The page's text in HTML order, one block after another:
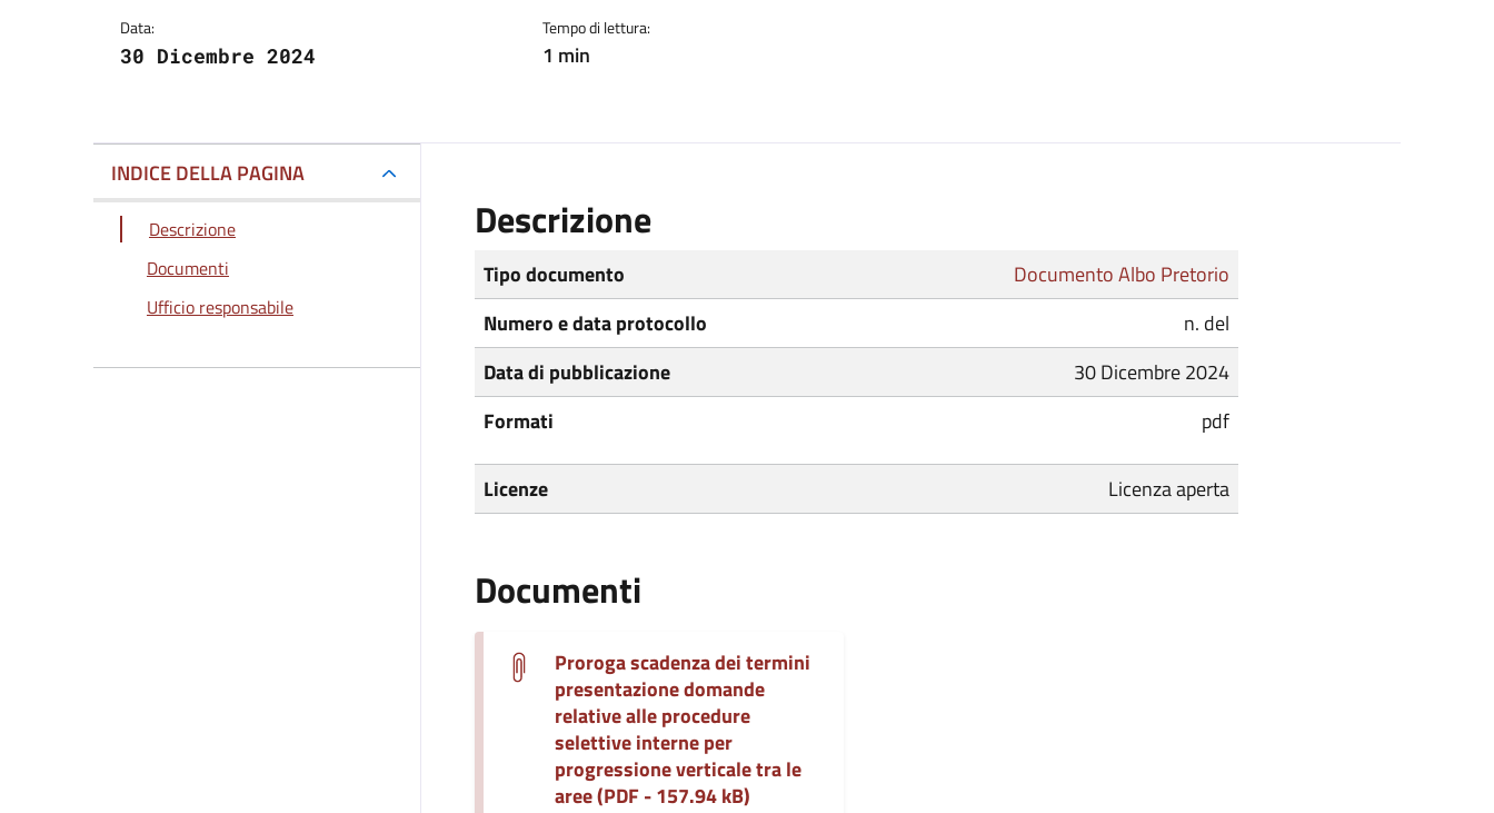
Data:
30 Dicembre 2024
Tempo di lettura:
1 min
INDICE DELLA PAGINA
Descrizione
Documenti
Ufficio responsabile
Descrizione
Tipo documento
Documento Albo Pretorio
Numero e data protocollo
n. del
Data di pubblicazione
30 Dicembre 2024
Formati
pdf
Licenze Licenza aperta
Documenti
Proroga scadenza dei termini
presentazione domande
relative alle procedure
selettive interne per
progressione verticale tra le
aree (PDF - 157.94 kB)